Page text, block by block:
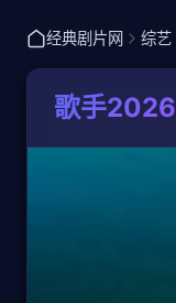
经典剧片网 综艺
歌手2026